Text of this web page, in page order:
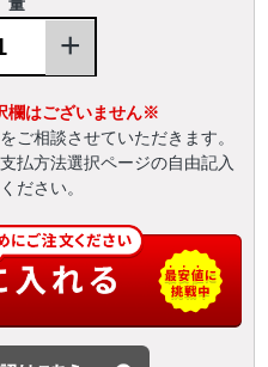
+
欄はございません※
ご相談させていただきます。
払方法選択ページの自由記入
ださい。